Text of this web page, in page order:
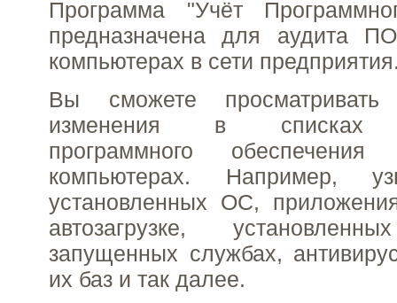
Программа "Учёт
предназначена для аудита
компьютерах в сети
Вы сможете
изменения в списках
программного
компьютерах. Например,
установленных ОС,
автозагрузке,
запущенных службах,
их баз и так далее.